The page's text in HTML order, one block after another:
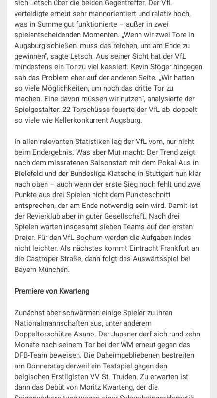
sich Letsch über die beiden Gegentreffer. Der VfL
verteidigte erneut sehr mannorientiert und relativ hoch,
was in Summe gut funktionierte – außer in zwei
spielentscheidenden Momenten. „Wenn wir zwei Tore in
Augsburg schießen, muss das reichen, um am Ende zu
gewinnen“, sagte Letsch. Aus seiner Sicht hat der VfL
mindestens ein Tor zu viel kassiert. Kevin Stöger hingegen
sah das Problem eher auf der anderen Seite. „Wir hatten
so viele Möglichkeiten, um noch das dritte Tor zu
machen. Eine davon müssen wir nutzen“, analysierte der
Spielgestalter. 22 Torschüsse feuerte der VfL ab, doppelt
so viele wie Kellerkonkurrent Augsburg.
In allen relevanten Statistiken lag der VfL vorn, nur nicht
beim Endergebnis. Was aber Mut macht: Der Trend zeigt
nach dem missratenen Saisonstart mit dem Pokal-Aus in
Bielefeld und der Bundesliga-Klatsche in Stuttgart nun klar
nach oben – auch wenn der erste Sieg noch fehlt und zwei
Punkte aus drei Spielen nicht dem Punkteschnitt
entsprechen, der am Ende notwendig sein wird. Damit ist
der Revierklub aber in guter Gesellschaft. Nach drei
Spielen warten insgesamt sieben Teams auf den ersten
Dreier. Für den VfL Bochum werden die Aufgaben indes
nicht leichter. Als nächstes kommt Eintracht Frankfurt an
die Castroper Straße, dann folgt das Auswärtsspiel bei
Bayern München.
Premiere von Kwarteng
Zunächst aber schwärmen einige Spieler zu ihren
Nationalmannschaften aus, unter anderem
Doppeltorschütze Asano. Der Japaner darf sich rund zehn
Monate nach seinem Tor bei der WM erneut gegen das
DFB-Team beweisen. Die Daheimgebliebenen bestreiten
am Donnerstag derweil ein Testspiel gegen den
belgischen Erstligisten VV St. Truiden. Zu erwarten ist
dann das Debüt von Moritz Kwarteng, der die